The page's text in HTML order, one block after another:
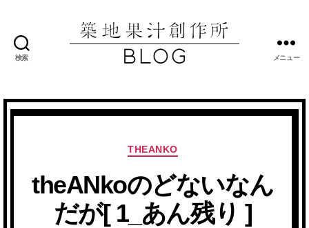
検索
果
汁
作
所
ブ
ロ
グ
メニュー
カ
ゴ
リ
ー
THEANKO
theANkoのどないなん
だが[ 1_あん残り ]